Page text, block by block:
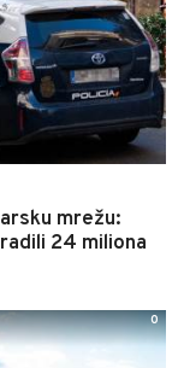
mrežu:
24 miliona
0